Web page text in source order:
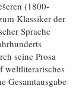
(1800-
Klassiker der
Sprache
seine Prosa
weltliterarisches
Gesamtausgabe